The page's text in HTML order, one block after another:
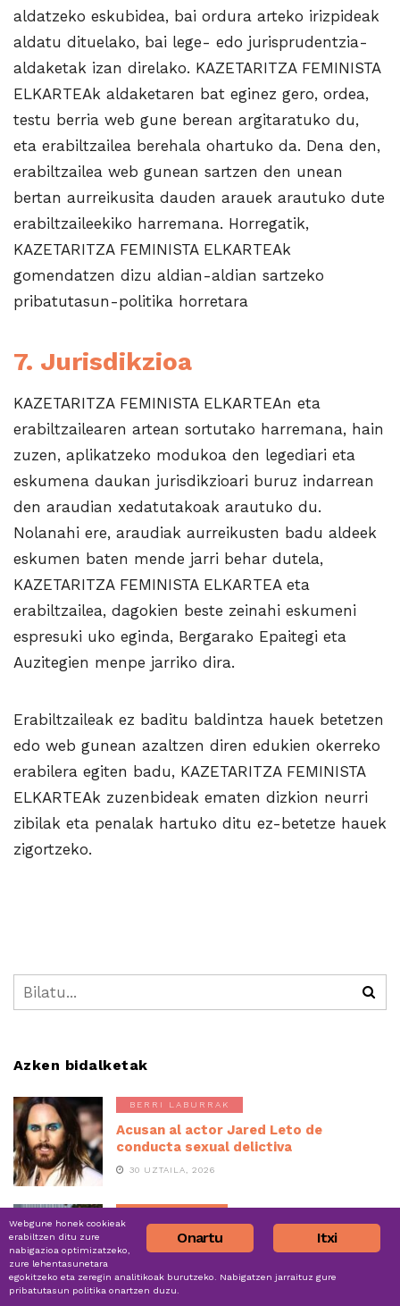
aldatzeko eskubidea, bai ordura arteko irizpideak
aldatu dituelako, bai lege- edo jurisprudentzia-
aldaketak izan direlako. KAZETARITZA FEMINISTA
ELKARTEAk aldaketaren bat eginez gero, ordea,
testu berria web gune berean argitaratuko du,
eta erabiltzailea berehala ohartuko da. Dena den,
erabiltzailea web gunean sartzen den unean
bertan aurreikusita dauden arauek arautuko dute
erabiltzaileekiko harremana. Horregatik,
KAZETARITZA FEMINISTA ELKARTEAk
gomendatzen dizu aldian-aldian sartzeko
pribatutasun-politika horretara
7. Jurisdikzioa
KAZETARITZA FEMINISTA ELKARTEAn eta
erabiltzailearen artean sortutako harremana, hain
zuzen, aplikatzeko modukoa den legediari eta
eskumena daukan jurisdikzioari buruz indarrean
den araudian xedatutakoak arautuko du.
Nolanahi ere, araudiak aurreikusten badu aldeek
eskumen baten mende jarri behar dutela,
KAZETARITZA FEMINISTA ELKARTEA eta
erabiltzailea, dagokien beste zeinahi eskumeni
espresuki uko eginda, Bergarako Epaitegi eta
Auzitegien menpe jarriko dira.
Erabiltzaileak ez baditu baldintza hauek betetzen
edo web gunean azaltzen diren edukien okerreko
erabilera egiten badu, KAZETARITZA FEMINISTA
ELKARTEAk zuzenbideak ematen dizkion neurri
zibilak eta penalak hartuko ditu ez-betetze hauek
zigortzeko.
Azken bidalketak
BERRI LABURRAK
Acusan al actor Jared Leto de
conducta sexual delictiva
30 UZTAILA, 2026
Las trabajadoras de las conserveras
de Bizkaia, más cerca del acuerdo
30 UZTAILA, 2026
Itxi
Onartu
Webgune honek cookieak
erabiltzen ditu zure
nabigazioa optimizatzeko,
zure lehentasunetara
egokitzeko eta zeregin analitikoak burutzeko. Nabigatzen jarraituz gure
pribatutasun politika onartzen duzu.